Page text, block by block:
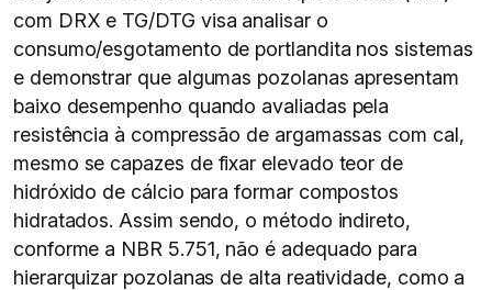
com DRX e TG/DTG visa analisar o
consumo/esgotamento de portlandita nos sistemas
e demonstrar que algumas pozolanas apresentam
baixo desempenho quando avaliadas pela
resistência à compressão de argamassas com cal,
mesmo se capazes de fixar elevado teor de
hidróxido de cálcio para formar compostos
hidratados. Assim sendo, o método indireto,
conforme a NBR 5.751, não é adequado para
hierarquizar pozolanas de alta reatividade, como a